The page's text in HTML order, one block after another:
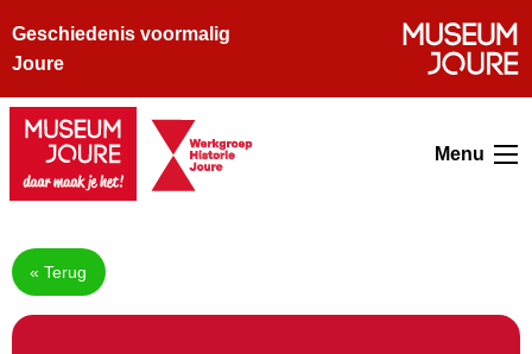
Geschiedenis voormalig
Joure
Menu
« Terug